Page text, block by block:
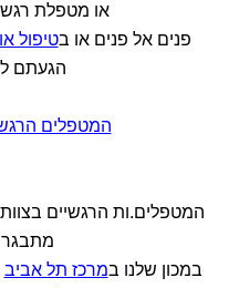
או מטפלת
פנים אל פנים או בטיפול
הגעתם
המטפלים
המטפלים.ות הרגשיים
במכון שלנו במרכז תל אביב